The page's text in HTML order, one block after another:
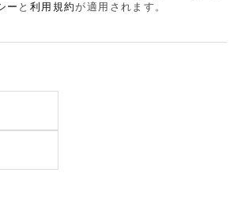
ー と 利用規約が適用されます。